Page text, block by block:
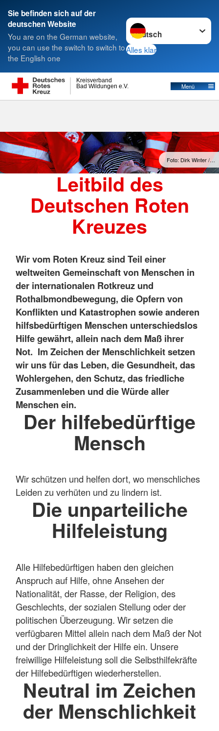
Sie befinden sich auf der
deutschen Website
You are on the German website,
you can use the switch to switch to
the English one
Sprache wechseln zu
Alles klar
Bad Wildungen e.V.
Kreisverband
Menü
Suche
Leitbild
Foto: Dirk Winter /…
Leitbild des
Deutschen Roten
Kreuzes
Wir vom Roten Kreuz sind Teil einer
weltweiten Gemeinschaft von Menschen in
der internationalen Rotkreuz und
Rothalbmondbewegung, die Opfern von
Konflikten und Katastrophen sowie anderen
hilfsbedürftigen Menschen unterschiedslos
Hilfe gewährt, allein nach dem Maß ihrer
Not. Im Zeichen der Menschlichkeit setzen
wir uns für das Leben, die Gesundheit, das
Wohlergehen, den Schutz, das friedliche
Zusammenleben und die Würde aller
Menschen ein.
Der hilfebedürftige
Mensch
Wir schützen und helfen dort, wo menschliches
Leiden zu verhüten und zu lindern ist.
Die unparteiliche
Hilfeleistung
Alle Hilfebedürftigen haben den gleichen
Anspruch auf Hilfe, ohne Ansehen der
Nationalität, der Rasse, der Religion, des
Geschlechts, der sozialen Stellung oder der
politischen Überzeugung. Wir setzen die
verfügbaren Mittel allein nach dem Maß der Not
und der Dringlichkeit der Hilfe ein. Unsere
freiwillige Hilfeleistung soll die Selbsthilfekräfte
der Hilfebedürftigen wiederherstellen.
Neutral im Zeichen
der Menschlichkeit